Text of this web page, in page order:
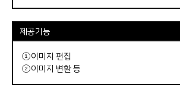
제공기능
①이미지 편집
②이미지 변환 등